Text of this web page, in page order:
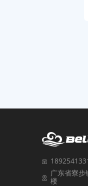
广东省寮步
楼